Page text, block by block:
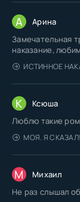
А Арина
Замечательная
наказание,
ИСТИННОЕ
К Ксюша
Люблю такие
МОЯ. Я
М Михаил
Не раз слышал